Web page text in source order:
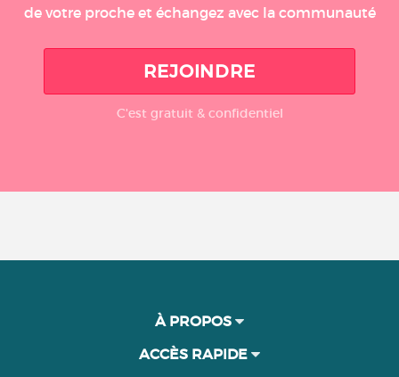
de votre proche et échangez avec la communauté
REJOINDRE
C'est gratuit & confidentiel
À PROPOS
ACCÈS RAPIDE